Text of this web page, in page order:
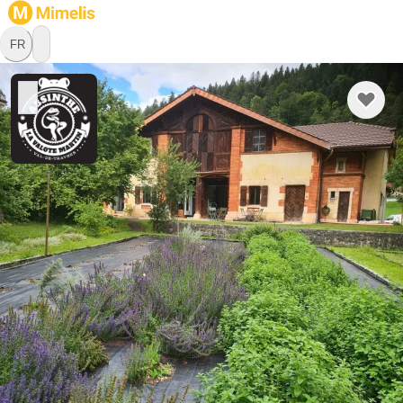
FR
Absinthe La Valote Martin
Sàrl
Distillerie
2108 Val-de-Travers, Neuchâtel
L’amour d’un produit, d’une histoire, d’une région : tel est le
secret de l’absinthe La Valote Martin distillée artisanalement
à Couvet, Val-de-Travers (Suisse). Une «bleue» d’une belle
amertume, dont l’arôme se compose de dix plantes (grande
et petite absinthe, mélisse, hysope, menthe poivrée),
cultivées pour l’essentiel dans les champs de la région.
En savoir plus